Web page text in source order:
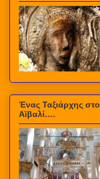
Ένας Ταξιάρχης στο
Αϊβαλί….